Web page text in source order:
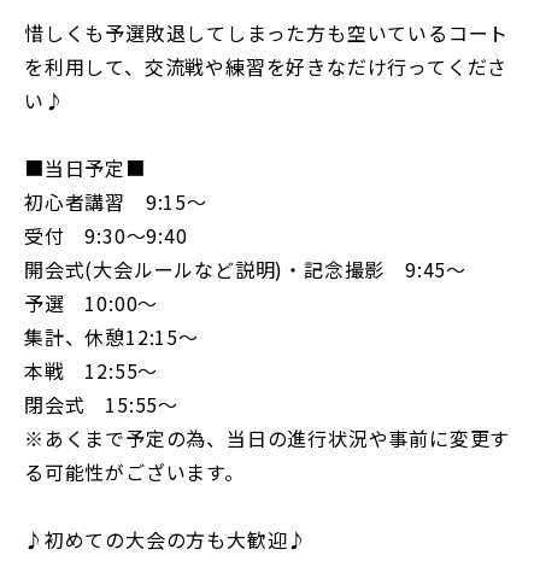
惜しくも予選敗退してしまった方も空いているコート
を利用して、交流戦や練習を好きなだけ行ってくださ
い♪
■当日予定■
初心者講習 9:15〜
受付 9:30〜9:40
開会式(大会ルールなど説明)・記念撮影 9:45〜
予選 10:00〜
集計、休憩12:15〜
本戦 12:55〜
閉会式 15:55〜
※あくまで予定の為、当日の進行状況や事前に変更す
る可能性がございます。
♪初めての大会の方も大歓迎♪